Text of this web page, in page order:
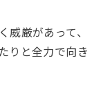
厳があって、
りと全力で向き